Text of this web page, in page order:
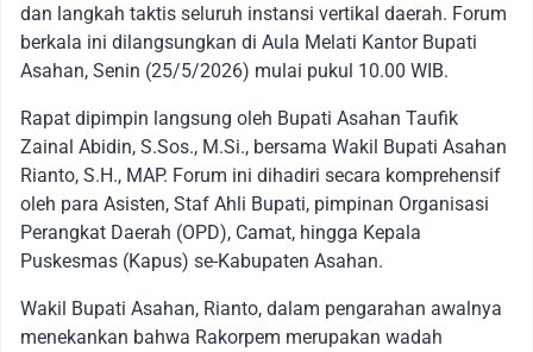
dan langkah taktis seluruh instansi vertikal daerah. Forum
berkala ini dilangsungkan di Aula Melati Kantor Bupati
Asahan, Senin (25/5/2026) mulai pukul 10.00 WIB.
Rapat dipimpin langsung oleh Bupati Asahan Taufik
Zainal Abidin, S.Sos., M.Si., bersama Wakil Bupati Asahan
Rianto, S.H., MAP. Forum ini dihadiri secara komprehensif
oleh para Asisten, Staf Ahli Bupati, pimpinan Organisasi
Perangkat Daerah (OPD), Camat, hingga Kepala
Puskesmas (Kapus) se-Kabupaten Asahan.
Wakil Bupati Asahan, Rianto, dalam pengarahan awalnya
menekankan bahwa Rakorpem merupakan wadah